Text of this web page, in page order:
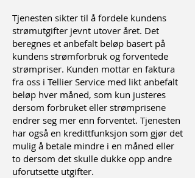
Tjenesten sikter til å fordele kundens
strømutgifter jevnt utover året. Det
beregnes et anbefalt beløp basert på
kundens strømforbruk og forventede
strømpriser. Kunden mottar en faktura
fra oss i Tellier Service med likt anbefalt
beløp hver måned, som kun justeres
dersom forbruket eller strømprisene
endrer seg mer enn forventet. Tjenesten
har også en kredittfunksjon som gjør det
mulig å betale mindre i en måned eller
to dersom det skulle dukke opp andre
uforutsette utgifter.